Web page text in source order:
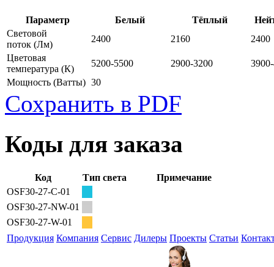
Параметр Белый Тёплый
Световой
поток (Лм)
2400 2160
2400
Цветовая
температура (К)
5200-5500 2900-3200
Мощность (Ватты) 30
Сохранить в PDF
Коды для заказа
Код Тип света
Примечание
OSF30-27-C-01
OSF30-27-NW-01
OSF30-27-W-01
Продукция Компания Сервис Дилеры Проекты Статьи